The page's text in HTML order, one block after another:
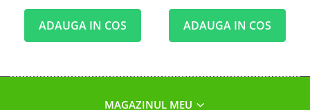
ADAUGA IN COS ADAUGA IN COS
MAGAZINUL MEU